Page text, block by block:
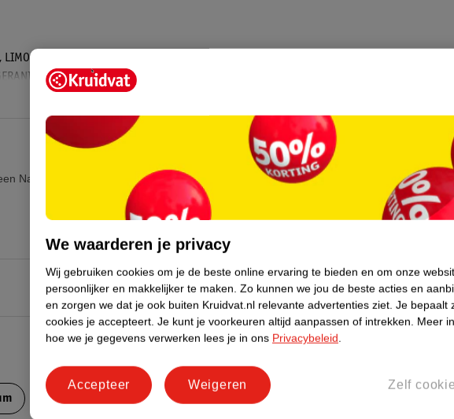
LINALOOL, COUMARIN, HYDROXYCITRONELLAL,
CITRONELLOL, CITRAL, CODE FIL, B234799/1
Nature Impact Score.
We waarderen je privacy
Wij gebruiken cookies om je de beste online ervaring te bieden en om onze
persoonlijker en makkelijker te maken. Zo kunnen we jou de beste acties en
en zorgen we dat je ook buiten Kruidvat.nl relevante advertenties ziet. Je bepaalt
cookies je accepteert. Je kunt je voorkeuren altijd aanpassen of intrekken. Meer
hoe we je gegevens verwerken lees je in ons Privacybeleid.
Zelf
Weigeren
Accepteer